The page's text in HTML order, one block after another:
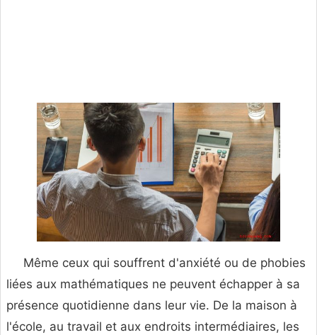
Même ceux qui souffrent d'anxiété ou de phobies
liées aux mathématiques ne peuvent échapper à sa
présence quotidienne dans leur vie. De la maison à
l'école, au travail et aux endroits intermédiaires, les